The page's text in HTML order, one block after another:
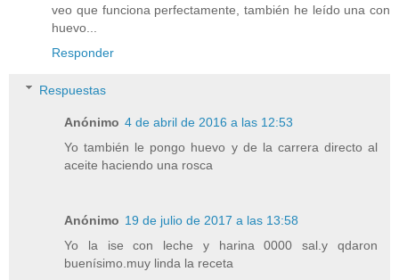
veo que funciona perfectamente, también he leído una con
huevo...
Responder
Respuestas
Anónimo 4 de abril de 2016 a las 12:53
Yo también le pongo huevo y de la carrera directo al
aceite haciendo una rosca
Anónimo 19 de julio de 2017 a las 13:58
Yo la ise con leche y harina 0000 sal.y qdaron
buenísimo.muy linda la receta